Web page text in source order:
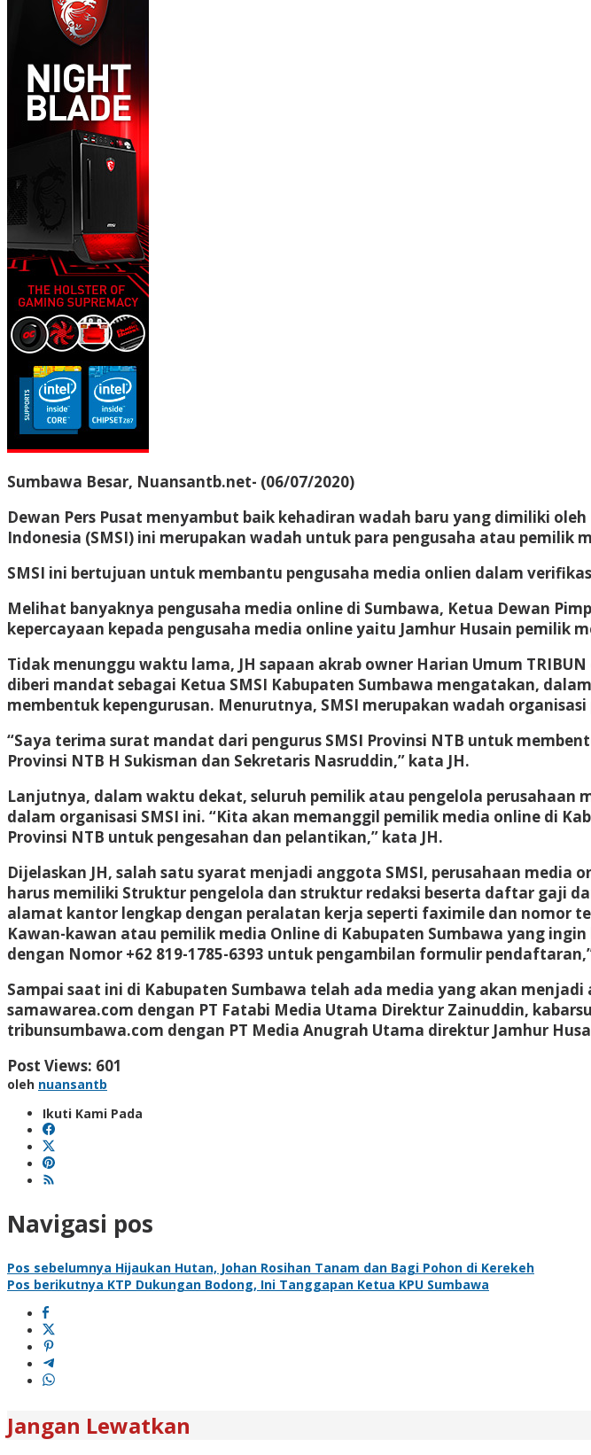
Sumbawa Besar, Nuansantb.net- (06/07/2020)
Dewan Pers Pusat menyambut baik kehadiran wadah baru yang dimiliki
Indonesia (SMSI) ini merupakan wadah untuk para pengusaha atau pemilik
SMSI ini bertujuan untuk membantu pengusaha media onlien dalam
Melihat banyaknya pengusaha media online di Sumbawa, Ketua Dewan
kepercayaan kepada pengusaha media online yaitu Jamhur Husain pemilik
Tidak menunggu waktu lama, JH sapaan akrab owner Harian Umum
diberi mandat sebagai Ketua SMSI Kabupaten Sumbawa mengatakan,
membentuk kepengurusan. Menurutnya, SMSI merupakan wadah
“Saya terima surat mandat dari pengurus SMSI Provinsi NTB untuk
Provinsi NTB H Sukisman dan Sekretaris Nasruddin,” kata JH.
Lanjutnya, dalam waktu dekat, seluruh pemilik atau pengelola perusahaan
dalam organisasi SMSI ini. “Kita akan memanggil pemilik media online di
Provinsi NTB untuk pengesahan dan pelantikan,” kata JH.
Dijelaskan JH, salah satu syarat menjadi anggota SMSI, perusahaan media
harus memiliki Struktur pengelola dan struktur redaksi beserta daftar gaji
alamat kantor lengkap dengan peralatan kerja seperti faximile dan nomor
Kawan-kawan atau pemilik media Online di Kabupaten Sumbawa yang
dengan Nomor +62 819-1785-6393 untuk pengambilan formulir
Sampai saat ini di Kabupaten Sumbawa telah ada media yang akan
samawarea.com dengan PT Fatabi Media Utama Direktur Zainuddin,
tribunsumbawa.com dengan PT Media Anugrah Utama direktur Jamhur
Post Views: 601
oleh nuansantb
Ikuti Kami Pada
Navigasi pos
Pos sebelumnya Hijaukan Hutan, Johan Rosihan Tanam dan Bagi Pohon di Kerekeh
Pos berikutnya KTP Dukungan Bodong, Ini Tanggapan Ketua KPU Sumbawa
Jangan Lewatkan